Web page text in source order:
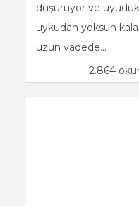
düşürüyor ve
uykudan yoksun
uzun vadede...
2.864